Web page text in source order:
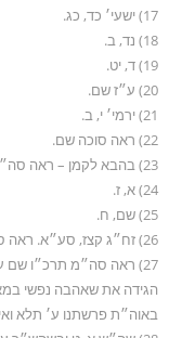
17) ישעי׳ כד, כג.
18) נד, ב.
19) ד, יט.
20) ע״ז שם.
21) ירמי׳ י, ב.
22) ראה סוכה שם.
23) בהבא לקמן – ראה סה״מ תרכ״ו שם ע׳ קצה ואילך.
24) א, ז.
25) שם, ח.
26) זח״ג קצז, סע״א. ראה סה״מ תרכ״ו שם ע׳ קצט.
27) ראה סה״מ תרכ״ו שם
הגידה את שאהבה נפשי
באוה״ת פרשתנו ע׳ תלא